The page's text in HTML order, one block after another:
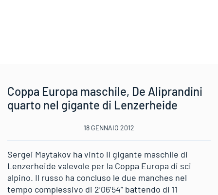
Coppa Europa maschile, De Aliprandini
quarto nel gigante di Lenzerheide
18 GENNAIO 2012
Sergei Maytakov ha vinto il gigante maschile di
Lenzerheide valevole per la Coppa Europa di sci
alpino. Il russo ha concluso le due manches nel
tempo complessivo di 2’06’54” battendo di 11